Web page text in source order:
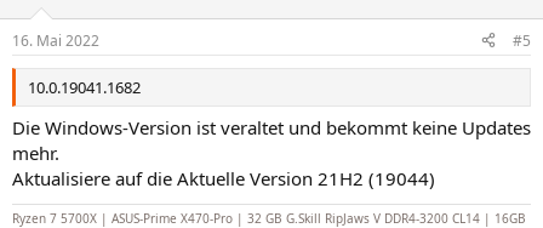
16. Mai 2022 #5
10.0.19041.1682
Die Windows-Version ist veraltet und bekommt keine Updates
mehr.
Aktualisiere auf die Aktuelle Version 21H2 (19044)
Ryzen 7 5700X | ASUS-Prime X470-Pro | 32 GB G.Skill RipJaws V DDR4-3200 CL14 | 16GB